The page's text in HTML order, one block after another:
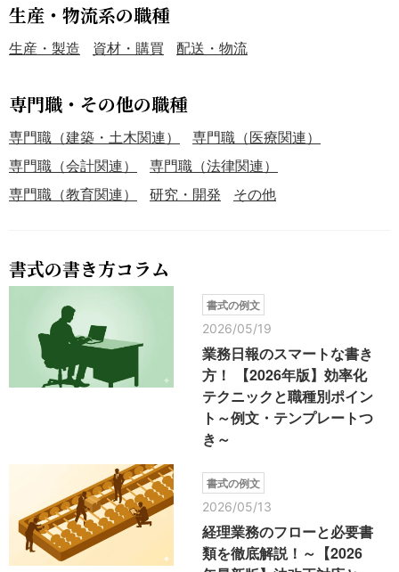
生産・物流系の職種
生産・製造 資材・購買 配送・物流
専門職・その他の職種
専門職（建築・土木関連）
専門職（医療関連）
専門職（会計関連）
専門職（法律関連）
専門職（教育関連）
研究・開発 その他
書式の書き方コラム
書式の例文
2026/05/19
業務日報のスマートな書き
方！ 【2026年版】効率化
テクニックと職種別ポイン
ト～例文・テンプレートつ
き～
書式の例文
2026/05/13
経理業務のフローと必要書
類を徹底解説！～【2026